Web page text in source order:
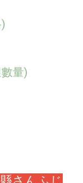
量)